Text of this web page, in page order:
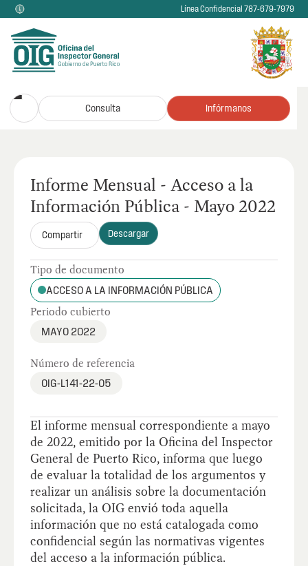
Línea Confidencial 787-679-7979
Consulta Infórmanos
Informe Mensual - Acceso a la
Información Pública - Mayo 2022
Compartir Descargar
Tipo de documento
ACCESO A LA INFORMACIÓN PÚBLICA
Periodo cubierto
MAYO 2022
Número de referencia
OIG-L141-22-05
El informe mensual correspondiente a mayo
de 2022, emitido por la Oficina del Inspector
General de Puerto Rico, informa que luego
de evaluar la totalidad de los argumentos y
realizar un análisis sobre la documentación
solicitada, la OIG envió toda aquella
información que no está catalogada como
confidencial según las normativas vigentes
del acceso a la información pública.